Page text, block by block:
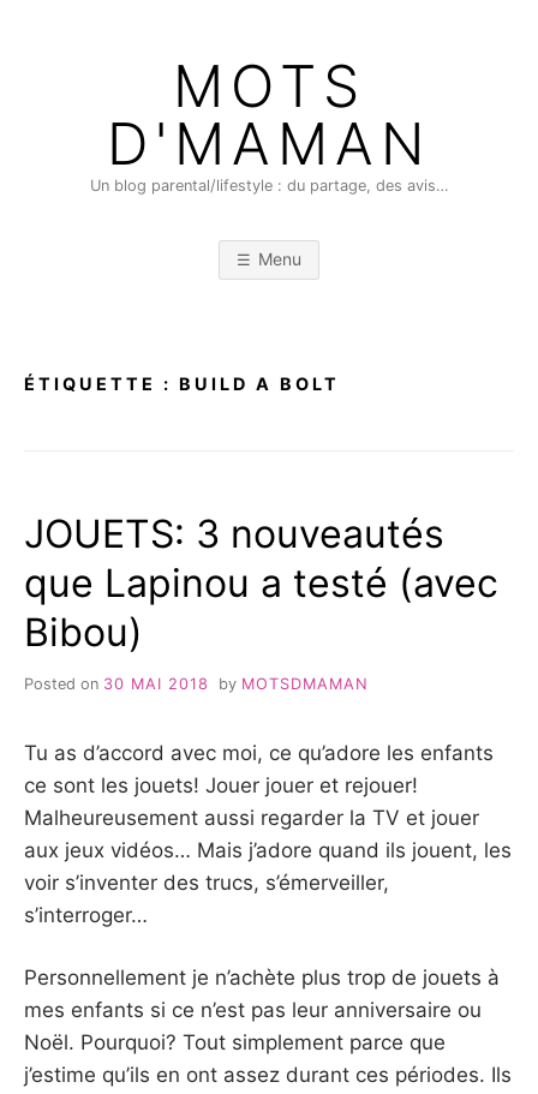
MOTS
D'MAMAN
Un blog parental/lifestyle : du partage, des avis…
Menu
ÉTIQUETTE : BUILD A BOLT
JOUETS: 3 nouveautés
que Lapinou a testé (avec
Bibou)
Posted on 30 MAI 2018 by MOTSDMAMAN
Tu as d’accord avec moi, ce qu’adore les enfants
ce sont les jouets! Jouer jouer et rejouer!
Malheureusement aussi regarder la TV et jouer
aux jeux vidéos… Mais j’adore quand ils jouent, les
voir s’inventer des trucs, s’émerveiller,
s’interroger…
Personnellement je n’achète plus trop de jouets à
mes enfants si ce n’est pas leur anniversaire ou
Noël. Pourquoi? Tout simplement parce que
j’estime qu’ils en ont assez durant ces périodes. Ils